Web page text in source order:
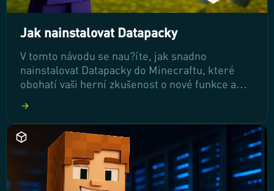
Jak nainstalovat Datapacky
V tomto návodu se nau?íte, jak snadno
nainstalovat Datapacky do Minecraftu, které
obohatí vaši herní zkušenost o nové funkce a
aktivovat Datapacky na vašem serveru, abyste
mohli za?ít užívat všechny jejich výhody. Poj?me
se do toho pustit!